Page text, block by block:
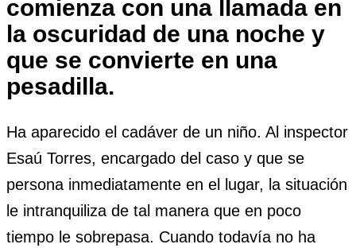
comienza con una llamada en
la oscuridad de una noche y
que se convierte en una
pesadilla.
Ha aparecido el cadáver de un niño. Al inspector
Esaú Torres, encargado del caso y que se
persona inmediatamente en el lugar, la situación
le intranquiliza de tal manera que en poco
tiempo le sobrepasa. Cuando todavía no ha